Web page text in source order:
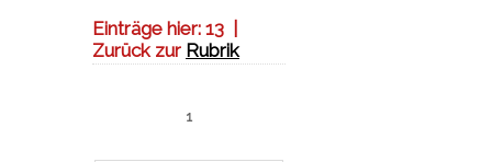
Einträge hier: 13
Zurück zur Rubrik
1